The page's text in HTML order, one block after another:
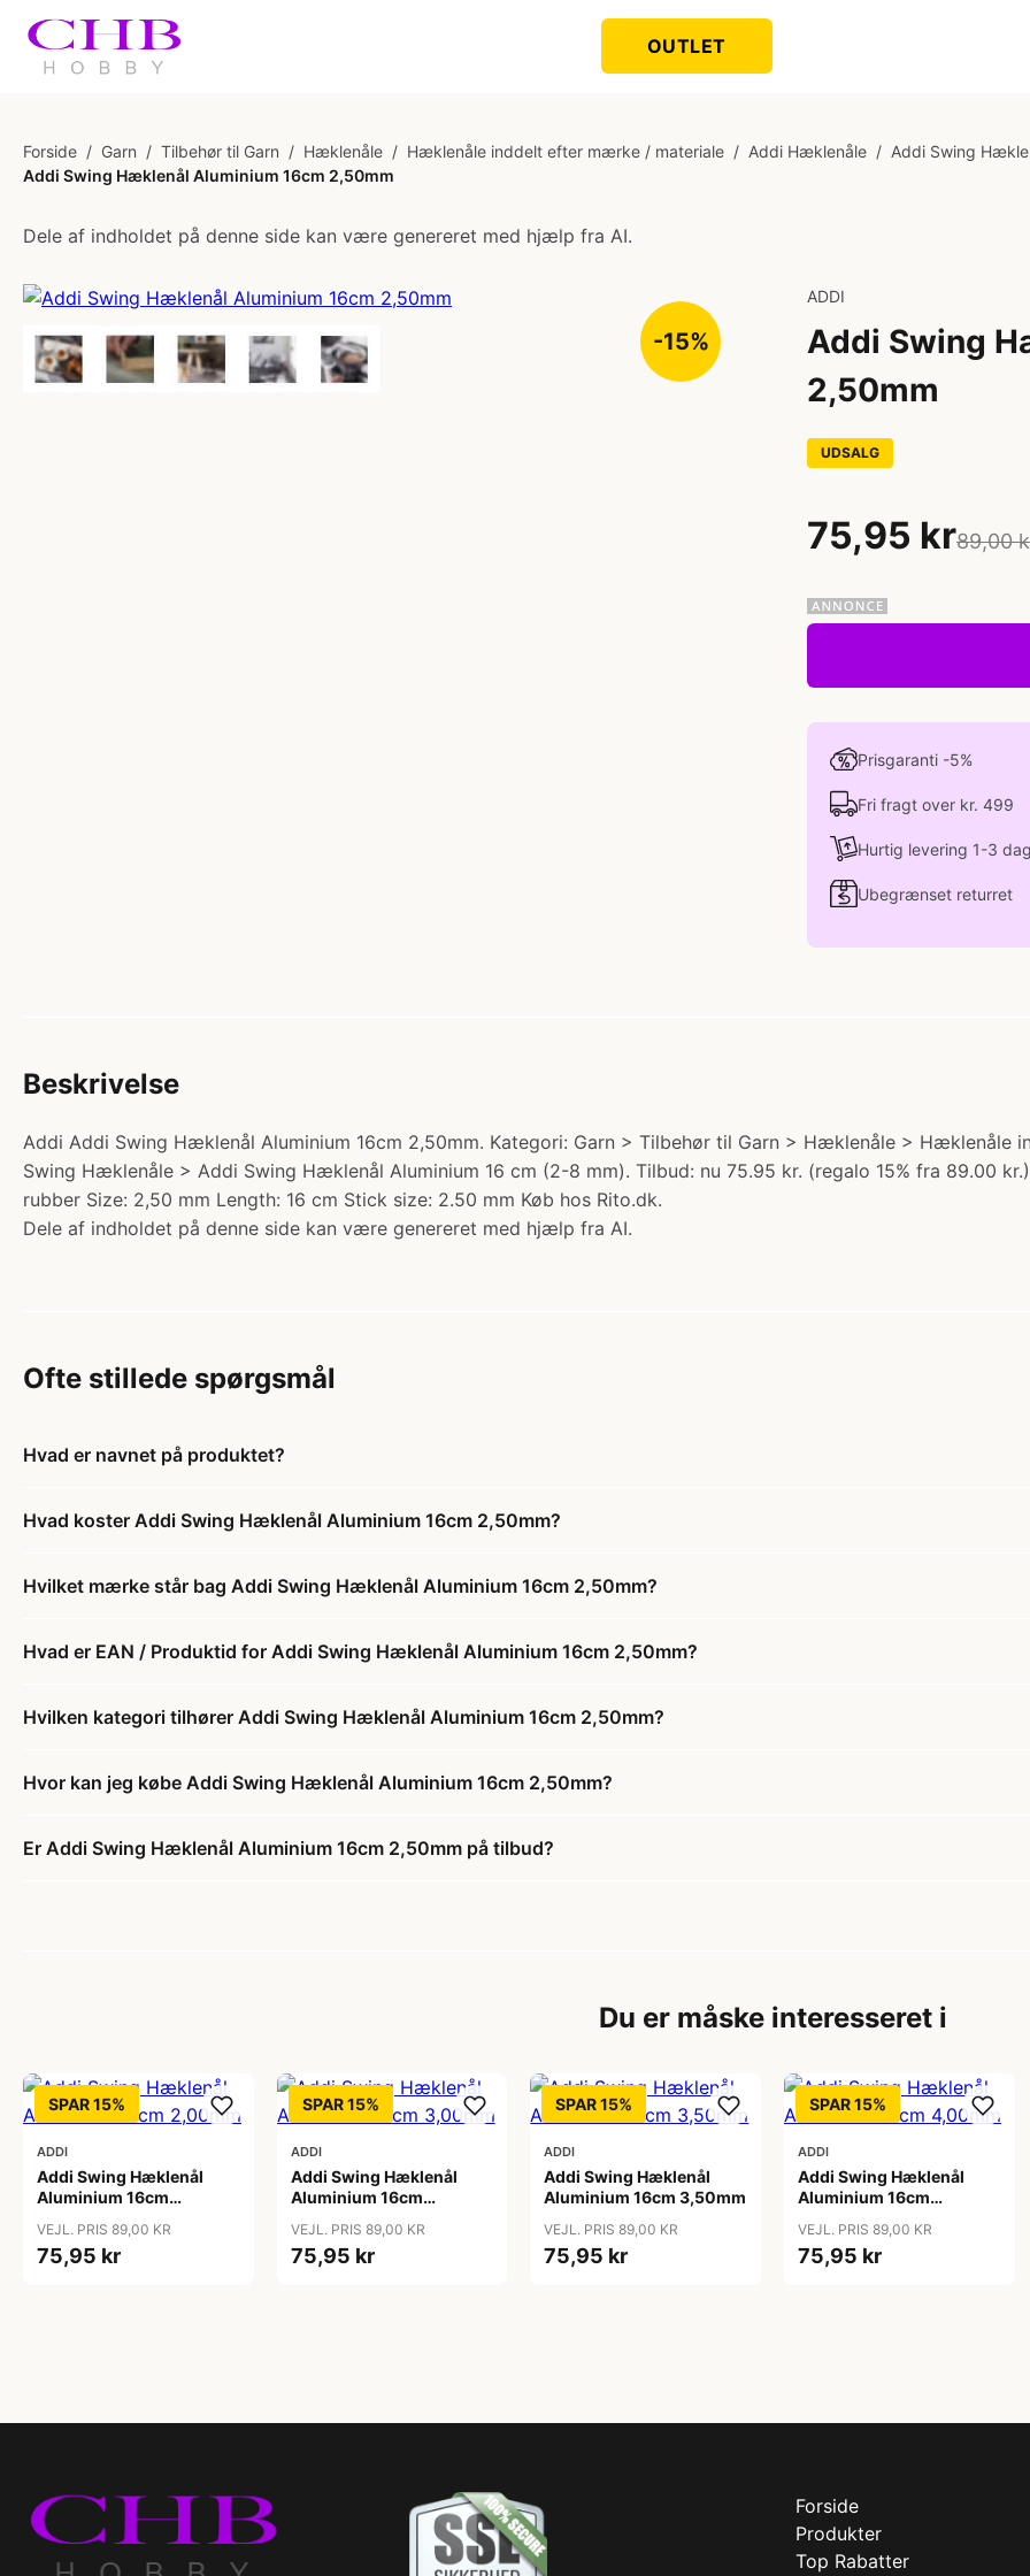
OUTLET
Forside / Garn / Tilbehør til Garn / Hæklenåle / Hæklenåle inddelt efter mærke / materiale / Addi Hæklenåle / Addi Swing
Addi Swing Hæklenål Aluminium 16cm 2,50mm
Dele af indholdet på denne side kan være genereret med hjælp fra AI.
-15%
ADDI
Addi Swing
2,50mm
UDSALG
75,95 kr89,00
Prisgaranti -5%
Fri fragt over kr. 499
Hurtig levering 1-3
Ubegrænset returret
Beskrivelse
Addi Addi Swing Hæklenål Aluminium 16cm 2,50mm. Kategori: Garn > Tilbehør til Garn > Hæklenåle >
Swing Hæklenåle > Addi Swing Hæklenål Aluminium 16 cm (2-8 mm). Tilbud: nu 75.95 kr. (regalo 15% fra 89.00
rubber Size: 2,50 mm Length: 16 cm Stick size: 2.50 mm Køb hos Rito.dk.
Dele af indholdet på denne side kan være genereret med hjælp fra AI.
Ofte stillede spørgsmål
Hvad er navnet på produktet?
Hvad koster Addi Swing Hæklenål Aluminium 16cm 2,50mm?
Hvilket mærke står bag Addi Swing Hæklenål Aluminium 16cm 2,50mm?
Hvad er EAN / Produktid for Addi Swing Hæklenål Aluminium 16cm 2,50mm?
Hvilken kategori tilhører Addi Swing Hæklenål Aluminium 16cm 2,50mm?
Hvor kan jeg købe Addi Swing Hæklenål Aluminium 16cm 2,50mm?
Er Addi Swing Hæklenål Aluminium 16cm 2,50mm på tilbud?
Du er måske interesseret i
SPAR 15%
ADDI
Addi Swing Hæklenål
Aluminium 16cm
VEJL. PRIS 89,00 KR
75,95 kr
SPAR 15%
ADDI
Addi Swing Hæklenål
Aluminium 16cm
VEJL. PRIS 89,00 KR
75,95 kr
SPAR 15%
ADDI
Addi Swing Hæklenål
Aluminium 16cm 3,50mm
VEJL. PRIS 89,00 KR
75,95 kr
SPAR 15%
ADDI
Addi Swing Hæklenål
Aluminium 16cm
VEJL. PRIS 89,00 KR
75,95 kr
Forside
Produkter
Top Rabatter